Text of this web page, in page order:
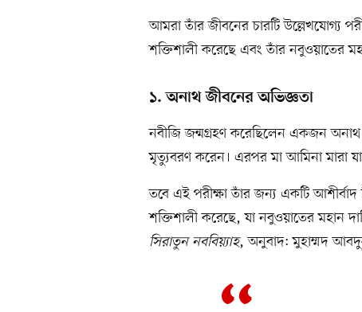
আমরা তাঁর জীবনের চারটি উল্লেখযোগ্য
শক্তিশালী করেছে এবং তাঁর নবুওয়াতের
১. অনাথ জীবনের অভিজ্ঞতা
নবীজি জন্মগ্রহণ করেছিলেন একজন অনাথ
মৃত্যুবরণ করেন। এরপর মা আমিনা মারা
তবে এই পরীক্ষা তাঁর জন্য একটি
শক্তিশালী করেছে, যা নবুওয়াতের মহান
সিরাতুন নববিয়্যাহ, অনুবাদ: মুহাম্মদ